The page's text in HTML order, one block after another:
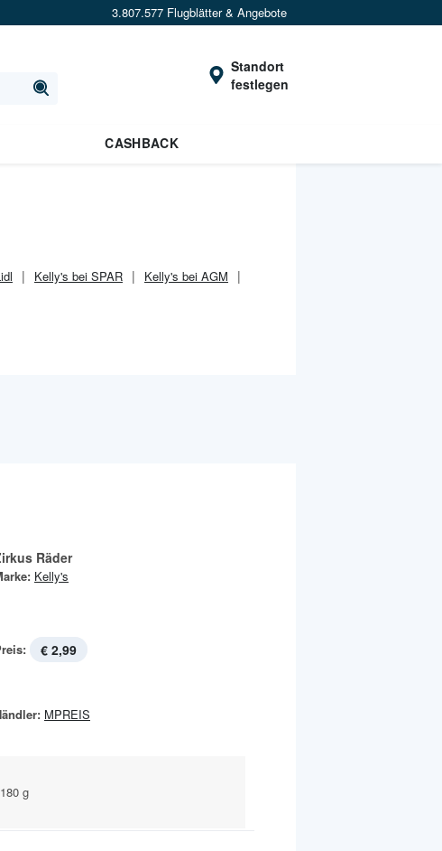
3.807.577 Flugblätter & Angebote
Standort
festlegen
CASHBACK
Kelly's bei SPAR
Kelly's bei AGM
Räder
Kelly's
€ 2,99
MPREIS
g